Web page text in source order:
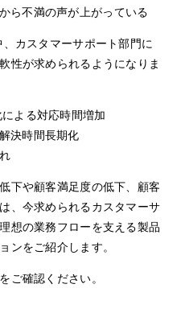
ら不満の声が上がっている
カスタマーサポート部門に
性が求められるようになりま
よる対応時間増加
決時間長期化
下や顧客満足度の低下、顧客
、今求められるカスタマーサ
想の業務フローを支える製品
ンをご紹介します。
ご確認ください。